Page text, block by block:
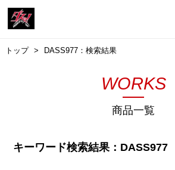
トップ DASS977：検索結果
WORKS
商品一覧
キーワード検索結果：DASS977